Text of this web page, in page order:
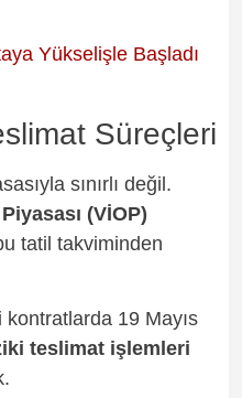
Süreçleri
sınırlı değil.
(VİOP)
tatil takviminden
19 Mayıs
teslimat işlemleri